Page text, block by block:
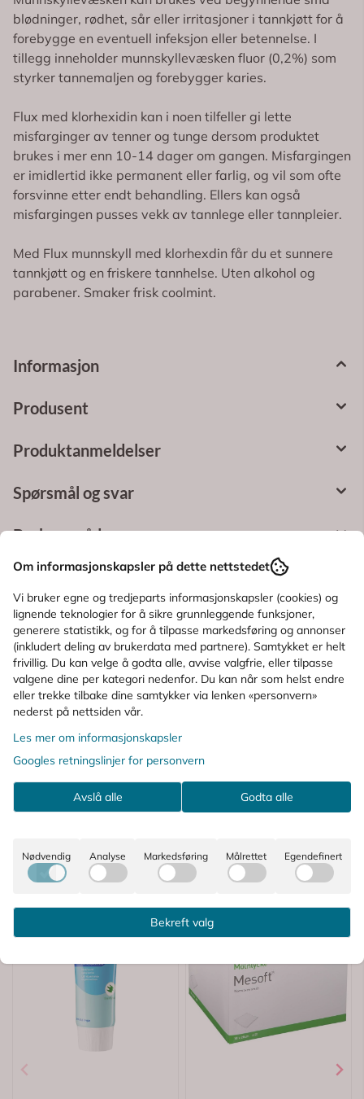
Informasjon
blødninger, rødhet, sår eller irritasjoner i tannkjøtt for å
forebygge en eventuell infeksjon eller betennelse. I
tillegg inneholder munnskyllevæsken fluor (0,2%) som
styrker tannemaljen og forebygger karies.
Flux med klorhexidin kan i noen tilfeller gi lette
misfarginger av tenner og tunge dersom produktet
brukes i mer enn 10-14 dager om gangen. Misfargingen
er imidlertid ikke permanent eller farlig, og vil som ofte
forsvinne etter endt behandling. Ellers kan også
misfargingen pusses vekk av tannlege eller tannpleier.
Med Flux munnskyll med klorhexdin får du et sunnere
tannkjøtt og en friskere tannhelse. Uten alkohol og
parabener. Smaker frisk coolmint.
Produsent
Produktanmeldelser
Spørsmål og svar
Bruksområde
Ingredienser
KUNDER SOM SÅ PÅ DETTE SÅ OGSÅ
PÅ
Om informasjonskapsler på dette nettstedet
Vi bruker egne og tredjeparts informasjonskapsler (cookies) og
lignende teknologier for å sikre grunnleggende funksjoner,
generere statistikk, og for å tilpasse markedsføring og annonser
(inkludert deling av brukerdata med partnere). Samtykket er helt
frivillig. Du kan velge å godta alle, avvise valgfrie, eller tilpasse
valgene dine per kategori nedenfor. Du kan når som helst endre
eller trekke tilbake dine samtykker via lenken «personvern»
nederst på nettsiden vår.
Les mer om informasjonskapsler
Googles retningslinjer for personvern
Avslå alle Godta alle
Nødvendig Analyse Markedsføring Målrettet Egendefinert
Bekreft valg